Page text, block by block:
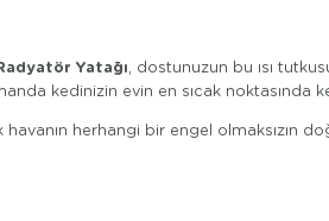
Yatağı, dostunuzun bu ısı
kedinizin evin en sıcak noktasında
herhangi bir engel olmaksızın